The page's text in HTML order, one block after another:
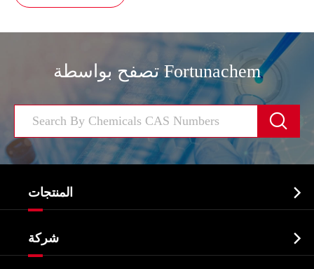
تصفح بواسطة Fortunachem

المنتجات 
الصيدلانية وسيطة
شركة 